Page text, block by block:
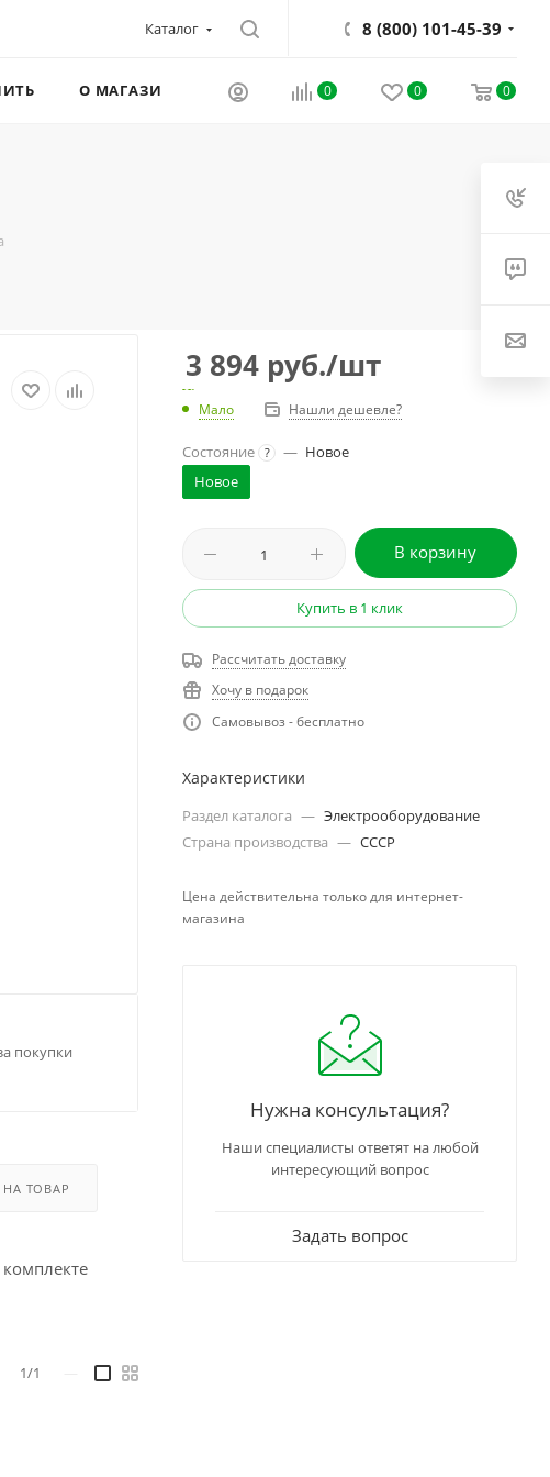
Каталог 8 (800) 101-45-39
0 0 0
О МАГАЗИНЕ
покупки
НА ТОВАР
1/1
3 894 руб./шт
Мало Нашли дешевле?
Состояние ? — Новое
Новое
В корзину
Купить в 1 клик
Рассчитать доставку
Хочу в подарок
Самовывоз - бесплатно
Характеристики
Раздел каталога — Электрооборудование
Страна производства — СССР
Цена действительна только для интернет-
магазина
Нужна консультация?
Наши специалисты ответят на любой
интересующий вопрос
Задать вопрос